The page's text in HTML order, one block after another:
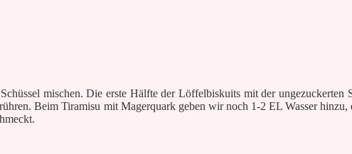
mischen. Die erste Hälfte der Löffelbiskuits mit der ungezuckerten
Beim Tiramisu mit Magerquark geben wir noch 1-2 EL Wasser